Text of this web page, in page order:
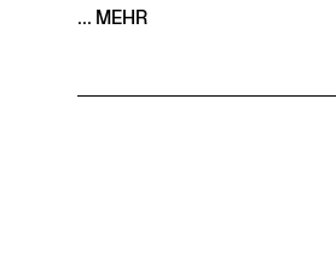
... MEHR